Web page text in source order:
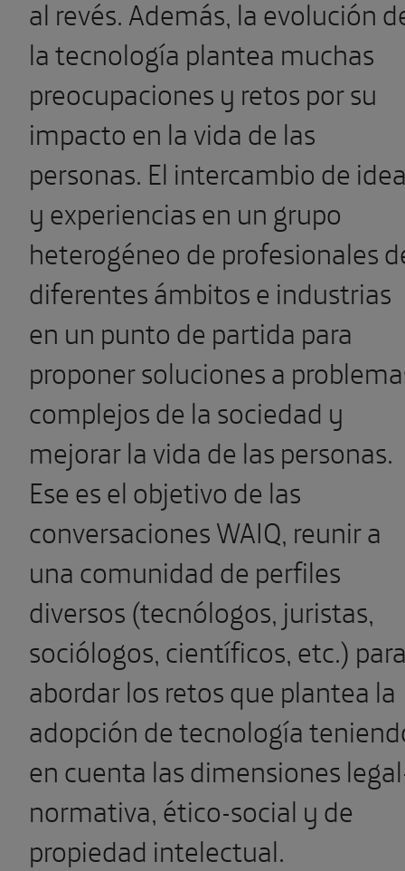
al revés. Además, la evolución
la tecnología plantea muchas
preocupaciones y retos por su
impacto en la vida de las
personas. El intercambio de
y experiencias en un grupo
heterogéneo de profesionales
diferentes ámbitos e industrias
en un punto de partida para
proponer soluciones a
complejos de la sociedad y
mejorar la vida de las personas.
Ese es el objetivo de las
conversaciones WAIQ, reunir a
una comunidad de perfiles
diversos (tecnólogos, juristas,
sociólogos, científicos, etc.)
abordar los retos que plantea la
adopción de tecnología
en cuenta las dimensiones
normativa, ético-social y de
propiedad intelectual.